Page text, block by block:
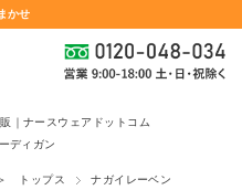
かせ
｜ナースウェアドットコム
ディガン
トップス ナガイレーベン